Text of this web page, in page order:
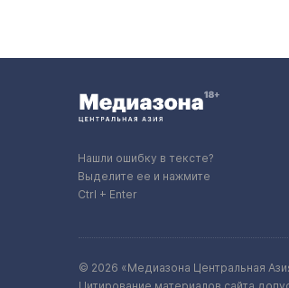
Нашли ошибку в тексте?
Выделите ее и нажмите
Ctrl + Enter
© 2026 «Медиазона Центральная